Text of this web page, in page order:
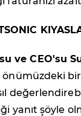
ve CEO'su
önümüzdeki
yanıt şöyle